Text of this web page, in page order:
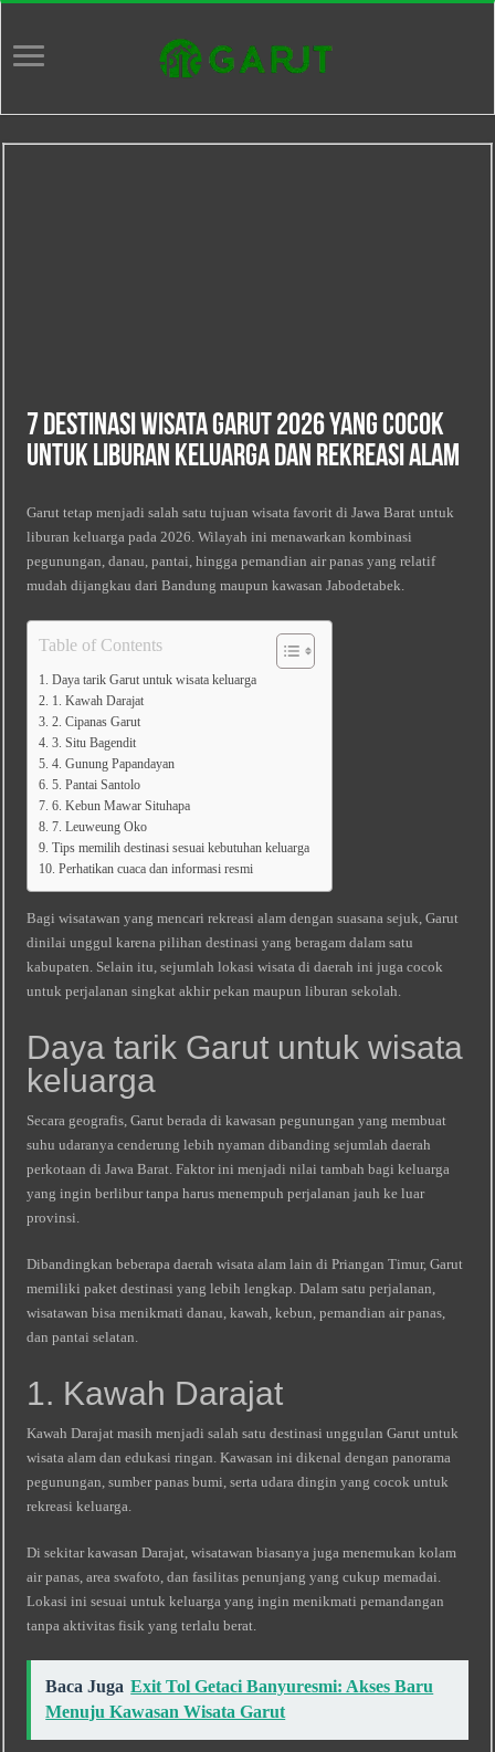
7 Destinasi Wisata Garut 2026 yang Cocok
untuk Liburan Keluarga dan Rekreasi Alam
Garut tetap menjadi salah satu tujuan wisata favorit di Jawa Barat untuk
liburan keluarga pada 2026. Wilayah ini menawarkan kombinasi
pegunungan, danau, pantai, hingga pemandian air panas yang relatif
mudah dijangkau dari Bandung maupun kawasan Jabodetabek.
Table of Contents
Daya tarik Garut untuk wisata keluarga
1. Kawah Darajat
2. Cipanas Garut
3. Situ Bagendit
4. Gunung Papandayan
5. Pantai Santolo
6. Kebun Mawar Situhapa
7. Leuweung Oko
Tips memilih destinasi sesuai kebutuhan keluarga
Perhatikan cuaca dan informasi resmi
Bagi wisatawan yang mencari rekreasi alam dengan suasana sejuk, Garut
dinilai unggul karena pilihan destinasi yang beragam dalam satu
kabupaten. Selain itu, sejumlah lokasi wisata di daerah ini juga cocok
untuk perjalanan singkat akhir pekan maupun liburan sekolah.
Daya tarik Garut untuk wisata
keluarga
Secara geografis, Garut berada di kawasan pegunungan yang membuat
suhu udaranya cenderung lebih nyaman dibanding sejumlah daerah
perkotaan di Jawa Barat. Faktor ini menjadi nilai tambah bagi keluarga
yang ingin berlibur tanpa harus menempuh perjalanan jauh ke luar
provinsi.
Dibandingkan beberapa daerah wisata alam lain di Priangan Timur, Garut
memiliki paket destinasi yang lebih lengkap. Dalam satu perjalanan,
wisatawan bisa menikmati danau, kawah, kebun, pemandian air panas,
dan pantai selatan.
1. Kawah Darajat
Kawah Darajat masih menjadi salah satu destinasi unggulan Garut untuk
wisata alam dan edukasi ringan. Kawasan ini dikenal dengan panorama
pegunungan, sumber panas bumi, serta udara dingin yang cocok untuk
rekreasi keluarga.
Di sekitar kawasan Darajat, wisatawan biasanya juga menemukan kolam
air panas, area swafoto, dan fasilitas penunjang yang cukup memadai.
Lokasi ini sesuai untuk keluarga yang ingin menikmati pemandangan
tanpa aktivitas fisik yang terlalu berat.
Baca Juga Exit Tol Getaci Banyuresmi: Akses Baru
Menuju Kawasan Wisata Garut